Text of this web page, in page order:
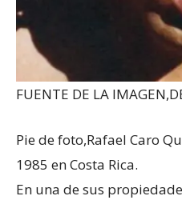
FUENTE DE LA IMAGEN,
Pie de foto,Rafael Caro
1985 en Costa Rica.
En una de sus